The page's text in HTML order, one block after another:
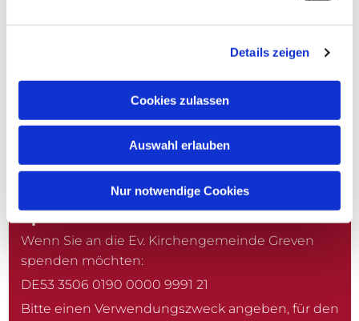
Details zeigen
Cookies zulassen
Auswahl erlauben
Nur notwendige Cookies
48268 Greven-Reckenfeld
Spenden
Wenn Sie an die Ev. Kirchengemeinde Greven
spenden möchten:
DE53 3506 0190 0000 9991 21
Bitte einen Verwendungszweck angeben, für den